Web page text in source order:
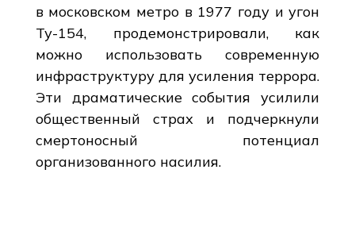
в московском метро в 1977 году и угон
Ту-154, продемонстрировали, как
можно использовать современную
инфраструктуру для усиления террора.
Эти драматические события усилили
общественный страх и подчеркнули
смертоносный потенциал
организованного насилия.